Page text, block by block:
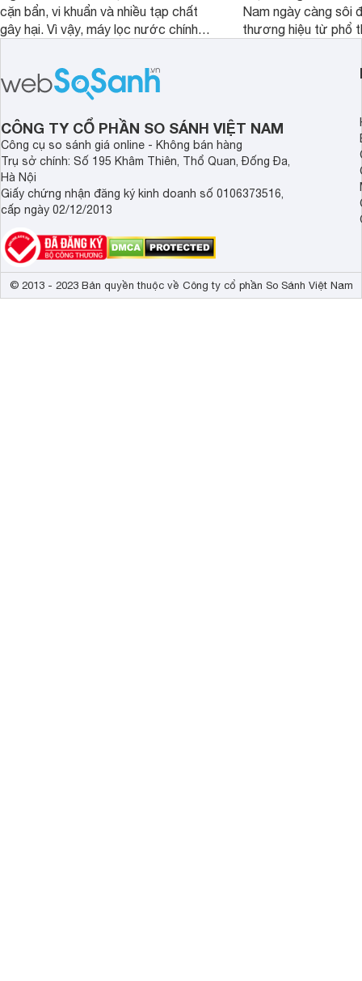
cặn bẩn, vi khuẩn và nhiều tạp chất
gây hại. Vì vậy, máy lọc nước chính
sức khỏe và đảm bảo nguồn nước
sạch cho cả gia đình.
Nam ngày càng sôi
thương hiệu từ phổ
cửa điện tử hãng
sẽ so sánh 5
Demax, Hubert và
CÔNG TY CỔ PHẦN SO SÁNH VIỆT NAM
Công cụ so sánh giá online - Không bán hàng
Trụ sở chính: Số 195 Khâm Thiên, Thổ Quan, Đống Đa,
Hà Nội
Giấy chứng nhận đăng ký kinh doanh số 0106373516,
cấp ngày 02/12/2013
© 2013 - 2023 Bản quyền thuộc về Công ty cổ phần So Sánh Việt Nam